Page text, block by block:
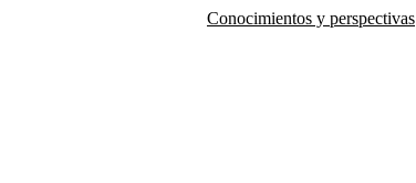
Conocimientos y perspectivas